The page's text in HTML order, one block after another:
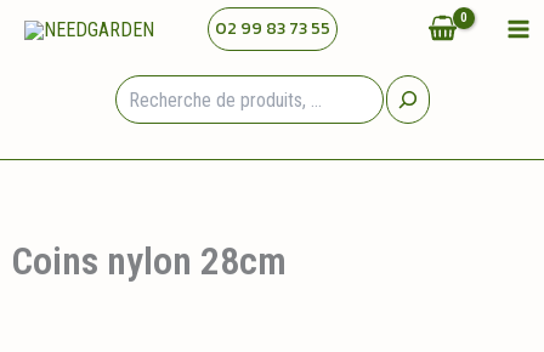
02 99 83 73 55
Coins nylon 28cm